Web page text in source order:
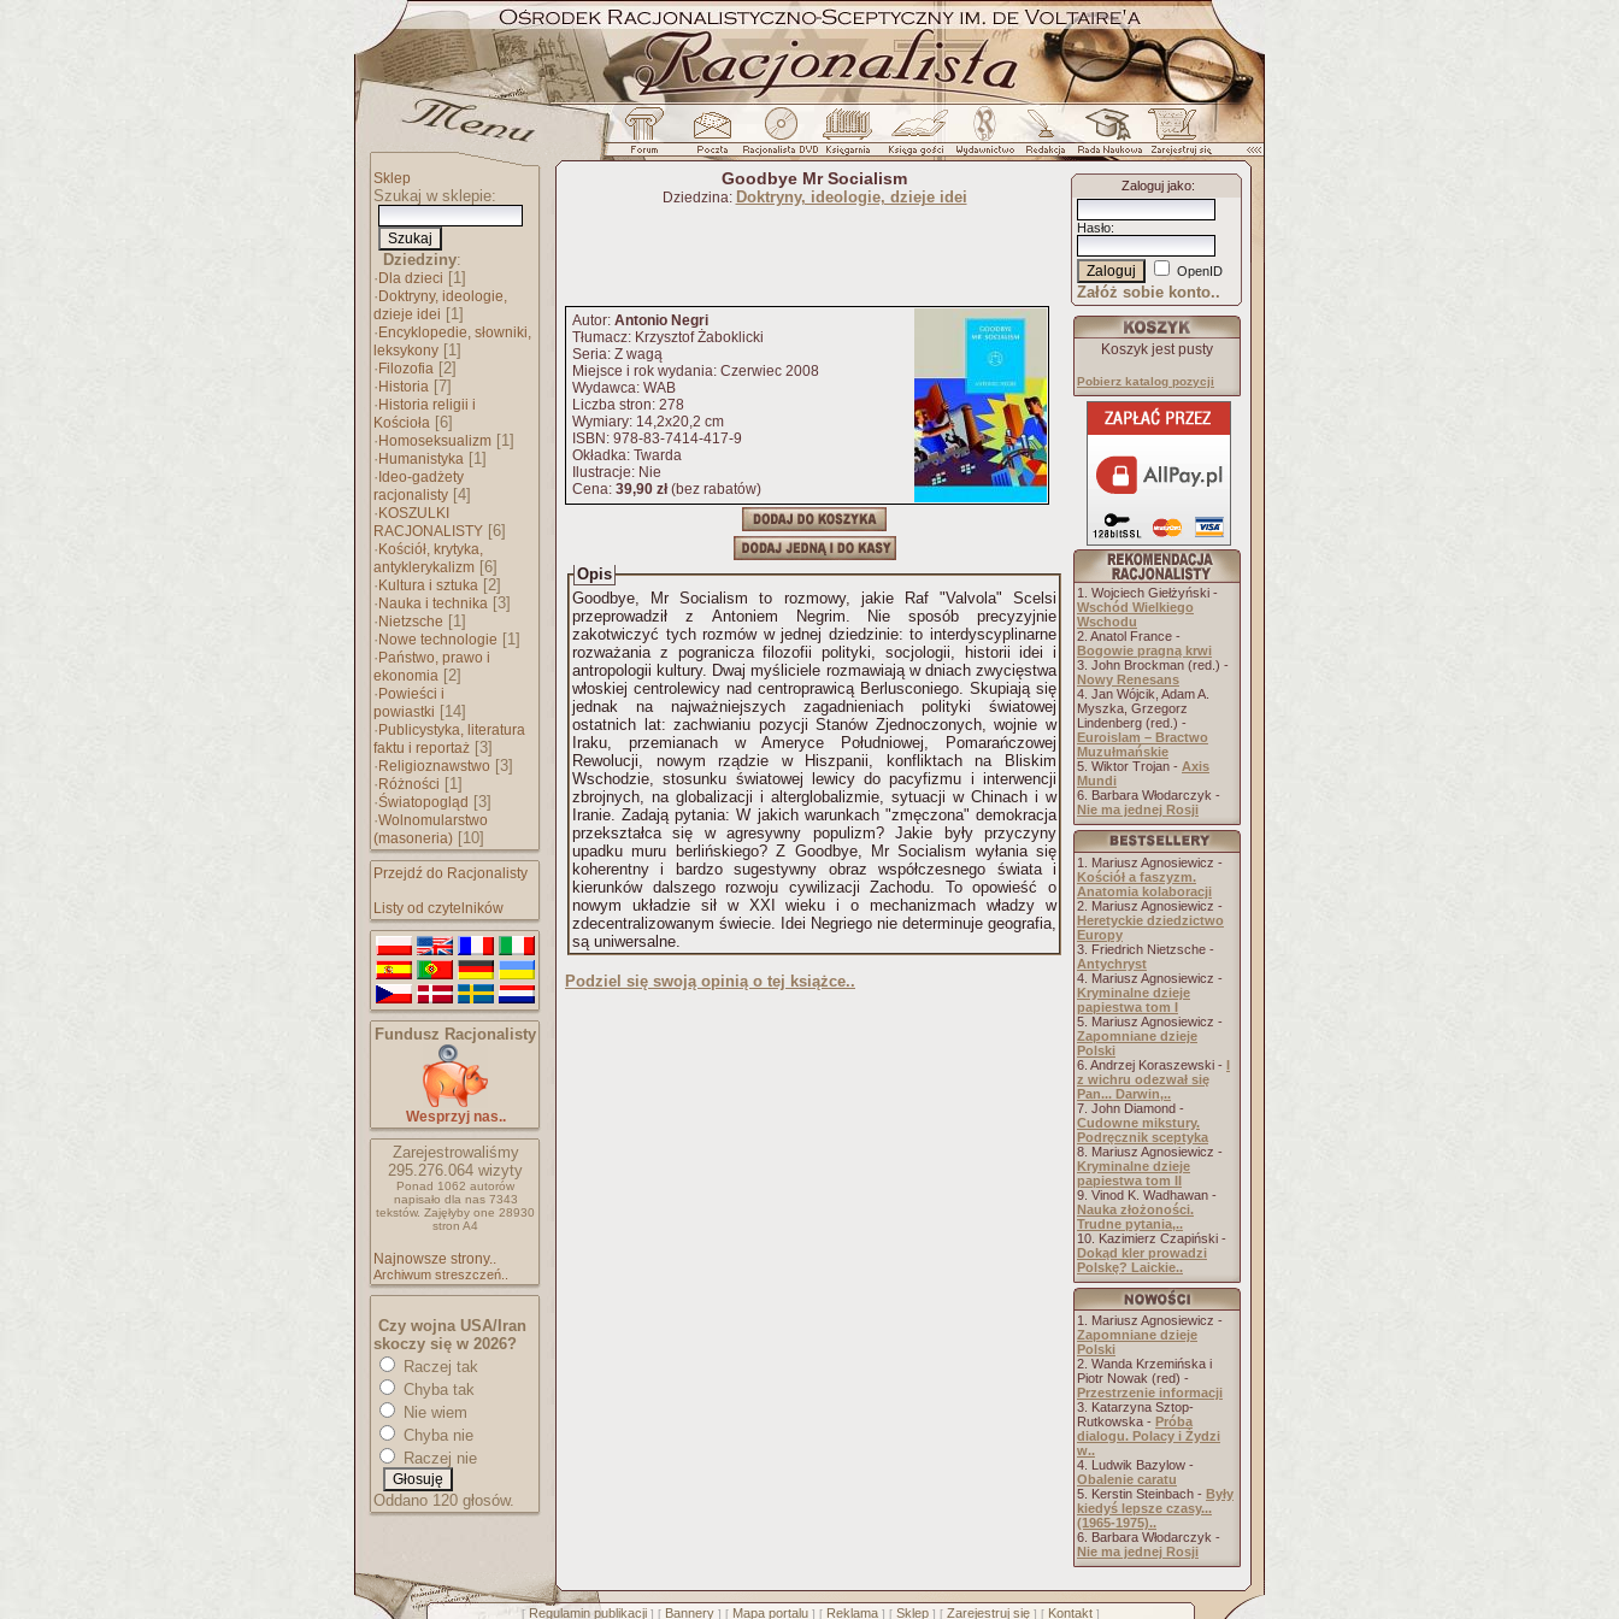
Sklep
Szukaj w sklepie:
Dziedziny:
· Dla dzieci [1]
· Doktryny, ideologie,
dzieje idei [1]
· Encyklopedie, słowniki,
leksykony [1]
· Filozofia [2]
· Historia [7]
· Historia religii i
Kościoła [6]
· Homoseksualizm [1]
· Humanistyka [1]
· Ideo-gadżety
racjonalisty [4]
· KOSZULKI
RACJONALISTY [6]
· Kościół, krytyka,
antyklerykalizm [6]
· Kultura i sztuka [2]
· Nauka i technika [3]
· Nietzsche [1]
· Nowe technologie [1]
· Państwo, prawo i
ekonomia [2]
· Powieści i
powiastki [14]
· Publicystyka, literatura
faktu i reportaż [3]
· Religioznawstwo [3]
· Różności [1]
·Światopogląd [3]
·Wolnomularstwo
(masoneria) [10]
Przejdź do Racjonalisty
Listy od czytelników
Fundusz Racjonalisty
Wesprzyj nas..
Zarejestrowaliśmy
295.276.064 wizyty
Ponad 1062 autorów
napisało dla nas 7343
tekstów. Zajęłyby one 28930
stron A4
Najnowsze strony..
Archiwum streszczeń..
Czy wojna USA/Iran
skoczy się w 2026?
Raczej tak
Chyba tak
Nie wiem
Chyba nie
Raczej nie
Oddano 120 głosów.
Goodbye Mr Socialism
Dziedzina: Doktryny, ideologie, dzieje idei
Autor: Antonio Negri
Tłumacz: Krzysztof Żaboklicki
Seria: Z wagą
Miejsce i rok wydania: Czerwiec 2008
Wydawca: WAB
Liczba stron: 278
Wymiary: 14,2x20,2 cm
ISBN: 978-83-7414-417-9
Okładka: Twarda
Ilustracje: Nie
Cena: 39,90 zł(bez rabatów)
Opis
Goodbye, Mr Socialism to rozmowy, jakie Raf "Valvola" Scelsi
przeprowadził z Antoniem Negrim. Nie sposób precyzyjnie
zakotwiczyć tych rozmów w jednej dziedzinie: to interdyscyplinarne
rozważania z pogranicza filozofii polityki, socjologii, historii idei i
antropologii kultury. Dwaj myśliciele rozmawiają w dniach zwycięstwa
włoskiej centrolewicy nad centroprawicą Berlusconiego. Skupiają się
jednak na najważniejszych zagadnieniach polityki światowej
ostatnich lat: zachwianiu pozycji Stanów Zjednoczonych, wojnie w
Iraku, przemianach w Ameryce Południowej, Pomarańczowej
Rewolucji, nowym rządzie w Hiszpanii, konfliktach na Bliskim
Wschodzie, stosunku światowej lewicy do pacyfizmu i interwencji
zbrojnych, na globalizacji i alterglobalizmie, sytuacji w Chinach i w
Iranie. Zadają pytania: W jakich warunkach "zmęczona" demokracja
przekształca się w agresywny populizm? Jakie były przyczyny
upadku muru berlińskiego? Z Goodbye, Mr Socialism wyłania się
koherentny i bardzo sugestywny obraz współczesnego świata i
kierunków dalszego rozwoju cywilizacji Zachodu. To opowieść o
nowym układzie sił w XXI wieku i o mechanizmach władzy w
zdecentralizowanym świecie. Idei Negriego nie determinuje geografia,
są uniwersalne.
Podziel się swoją opinią o tej książce..
Zaloguj jako:
Hasło:
OpenID
Załóż sobie konto..
Koszyk jest pusty
Pobierz katalog pozycji
1. Wojciech Giełżyński -
Wschód Wielkiego
Wschodu
2. Anatol France -
Bogowie pragną krwi
3. John Brockman (red.) -
Nowy Renesans
4. Jan Wójcik, Adam A.
Myszka, Grzegorz
Lindenberg (red.) -
Euroislam – Bractwo
Muzułmańskie
5. Wiktor Trojan - Axis
Mundi
6. Barbara Włodarczyk -
Nie ma jednej Rosji
1. Mariusz Agnosiewicz -
Kościół a faszyzm.
Anatomia kolaboracji
2. Mariusz Agnosiewicz -
Heretyckie dziedzictwo
Europy
3. Friedrich Nietzsche -
Antychryst
4. Mariusz Agnosiewicz -
Kryminalne dzieje
papiestwa tom I
5. Mariusz Agnosiewicz -
Zapomniane dzieje
Polski
6. Andrzej Koraszewski - I
z wichru odezwał się
Pan... Darwin,..
7. John Diamond -
Cudowne mikstury.
Podręcznik sceptyka
8. Mariusz Agnosiewicz -
Kryminalne dzieje
papiestwa tom II
9. Vinod K. Wadhawan -
Nauka złożoności.
Trudne pytania,..
10. Kazimierz Czapiński -
Dokąd kler prowadzi
Polskę? Laickie..
1. Mariusz Agnosiewicz -
Zapomniane dzieje
Polski
2. Wanda Krzemińska i
Piotr Nowak (red) -
Przestrzenie informacji
3. Katarzyna Sztop-
Rutkowska - Próba
dialogu. Polacy i Żydzi
w..
4. Ludwik Bazylow -
Obalenie caratu
5. Kerstin Steinbach - Były
kiedyś lepsze czasy...
(1965-1975)..
6. Barbara Włodarczyk -
Nie ma jednej Rosji
[ Regulamin publikacji] [ Bannery] [ Mapa portalu] [ Reklama] [ Sklep] [ Zarejestruj się] [ Kontakt]